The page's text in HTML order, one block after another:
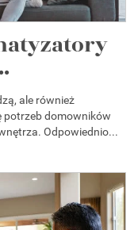
ale również
potrzeb domowników
Odpowiednio...